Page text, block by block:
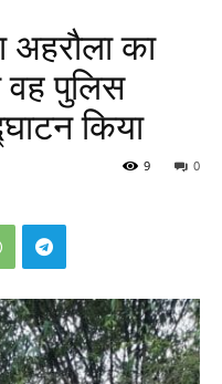
अहरौला का
वह पुलिस
किया
0
9